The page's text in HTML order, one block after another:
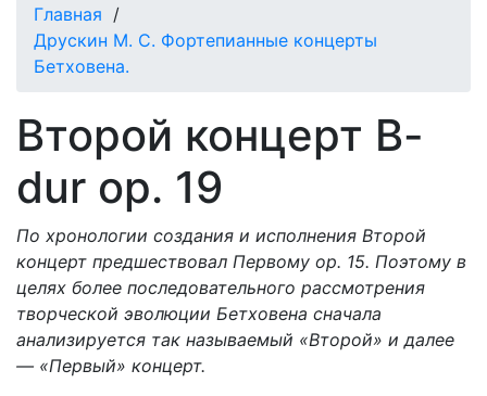
Главная /
Друскин М. С. Фортепианные концерты
Бетховена.
Второй концерт B-
dur op. 19
По хронологии создания и исполнения Второй
концерт предшествовал Первому ор. 15. Поэтому в
целях более последовательного рассмотрения
творческой эволюции Бетховена сначала
анализируется так называемый «Второй» и далее
— «Первый» концерт.